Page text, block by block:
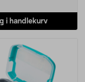
i handlekurv